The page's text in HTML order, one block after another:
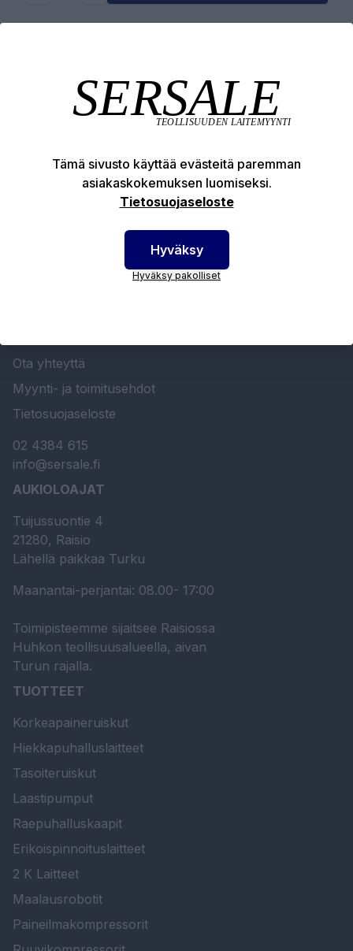
Tekniset edut
SERSALE OY MAALAUSLAITTEIDEN ERIKOISLIIKE
Ota yhteyttä
Myynti- ja toimitusehdot
Tietosuojaseloste
02 4384 615
info@sersale.fi
AUKIOLOAJAT
Tuijussuontie 4
21280, Raisio
Lähellä paikkaa Turku
Maanantai-perjantai: 08.00- 17:00
Toimipisteemme sijaitsee Raisiossa
Huhkon teollisuusalueella, aivan
Turun rajalla.
TUOTTEET
Korkeapaineruiskut
Hiekkapuhalluslaitteet
Tasoiteruiskut
Laastipumput
Raepuhalluskaapit
Erikoispinnoituslaitteet
2 K Laitteet
Maalausrobotit
Paineilmakompressorit
Tämä sivusto käyttää evästeitä paremman
asiakaskokemuksen luomiseksi.
Tietosuojaseloste
Hyväksy
Hyväksy pakolliset